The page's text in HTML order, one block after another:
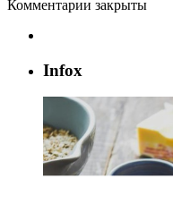
Комментарии закрыты
Infox